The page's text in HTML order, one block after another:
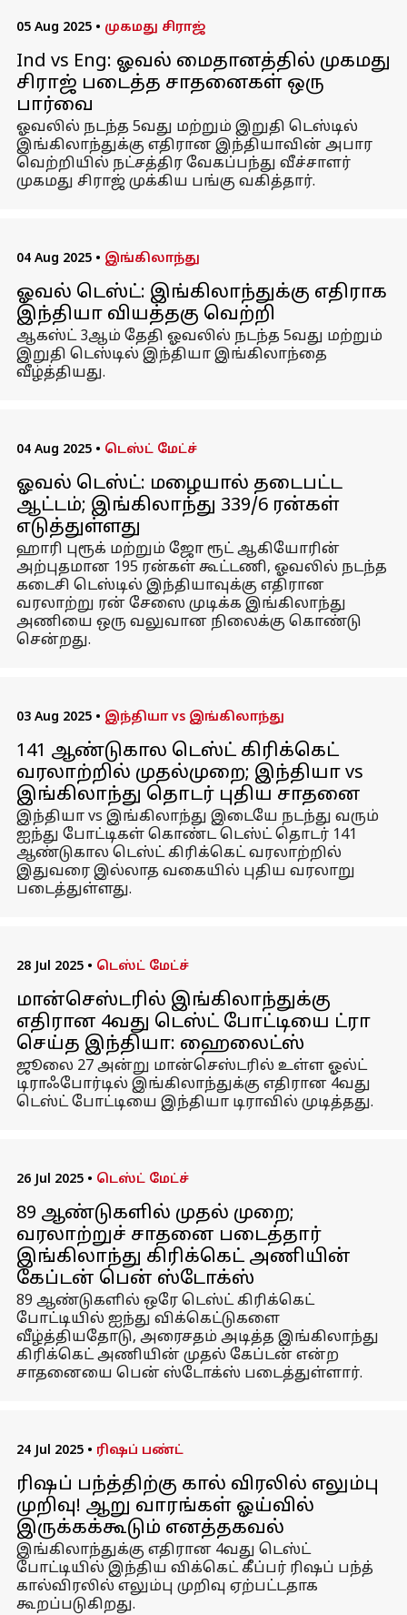
05 Aug 2025 • முகமது சிராஜ்
Ind vs Eng: ஓவல் மைதானத்தில் முகமது
சிராஜ் படைத்த சாதனைகள் ஒரு
பார்வை
ஓவலில் நடந்த 5வது மற்றும் இறுதி டெஸ்டில்
இங்கிலாந்துக்கு எதிரான இந்தியாவின் அபார
வெற்றியில் நட்சத்திர வேகப்பந்து வீச்சாளர்
முகமது சிராஜ் முக்கிய பங்கு வகித்தார்.
04 Aug 2025 • இங்கிலாந்து
ஓவல் டெஸ்ட்: இங்கிலாந்துக்கு எதிராக
இந்தியா வியத்தகு வெற்றி
ஆகஸ்ட் 3ஆம் தேதி ஓவலில் நடந்த 5வது மற்றும்
இறுதி டெஸ்டில் இந்தியா இங்கிலாந்தை
வீழ்த்தியது.
04 Aug 2025 • டெஸ்ட் மேட்ச்
ஓவல் டெஸ்ட்: மழையால் தடைபட்ட
ஆட்டம்; இங்கிலாந்து 339/6 ரன்கள்
எடுத்துள்ளது
ஹாரி புரூக் மற்றும் ஜோ ரூட் ஆகியோரின்
அற்புதமான 195 ரன்கள் கூட்டணி, ஓவலில் நடந்த
கடைசி டெஸ்டில் இந்தியாவுக்கு எதிரான
வரலாற்று ரன் சேஸை முடிக்க இங்கிலாந்து
அணியை ஒரு வலுவான நிலைக்கு கொண்டு
சென்றது.
03 Aug 2025 • இந்தியா vs இங்கிலாந்து
141 ஆண்டுகால டெஸ்ட் கிரிக்கெட்
வரலாற்றில் முதல்முறை; இந்தியா vs
இங்கிலாந்து தொடர் புதிய சாதனை
இந்தியா vs இங்கிலாந்து இடையே நடந்து வரும்
ஐந்து போட்டிகள் கொண்ட டெஸ்ட் தொடர் 141
ஆண்டுகால டெஸ்ட் கிரிக்கெட் வரலாற்றில்
இதுவரை இல்லாத வகையில் புதிய வரலாறு
படைத்துள்ளது.
28 Jul 2025 • டெஸ்ட் மேட்ச்
மான்செஸ்டரில் இங்கிலாந்துக்கு
எதிரான 4வது டெஸ்ட் போட்டியை ட்ரா
செய்த இந்தியா: ஹைலைட்ஸ்
ஜூலை 27 அன்று மான்செஸ்டரில் உள்ள ஓல்ட்
டிராஃபோர்டில் இங்கிலாந்துக்கு எதிரான 4வது
டெஸ்ட் போட்டியை இந்தியா டிராவில் முடித்தது.
26 Jul 2025 • டெஸ்ட் மேட்ச்
89 ஆண்டுகளில் முதல் முறை;
வரலாற்றுச் சாதனை படைத்தார்
இங்கிலாந்து கிரிக்கெட் அணியின்
கேப்டன் பென் ஸ்டோக்ஸ்
89 ஆண்டுகளில் ஒரே டெஸ்ட் கிரிக்கெட்
போட்டியில் ஐந்து விக்கெட்டுகளை
வீழ்த்தியதோடு, அரைசதம் அடித்த இங்கிலாந்து
கிரிக்கெட் அணியின் முதல் கேப்டன் என்ற
சாதனையை பென் ஸ்டோக்ஸ் படைத்துள்ளார்.
24 Jul 2025 • ரிஷப் பண்ட்
ரிஷப் பந்த்திற்கு கால் விரலில் எலும்பு
முறிவு! ஆறு வாரங்கள் ஓய்வில்
இருக்கக்கூடும் எனத்தகவல்
இங்கிலாந்துக்கு எதிரான 4வது டெஸ்ட்
போட்டியில் இந்திய விக்கெட் கீப்பர் ரிஷப் பந்த்
கால்விரலில் எலும்பு முறிவு ஏற்பட்டதாக
கூறப்படுகிறது.